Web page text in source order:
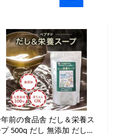
前の食品舎 だし＆栄養ス
500g だし 無添加 だしス